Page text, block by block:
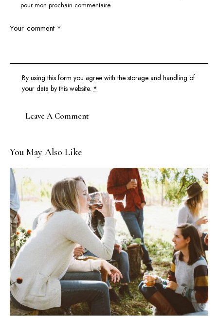
pour mon prochain commentaire.
By using this form you agree with the storage and handling of
your data by this website. *
You May Also Like